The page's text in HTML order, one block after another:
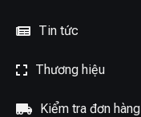
Tin tức
Thương hiệu
Kiểm tra đơn hàng